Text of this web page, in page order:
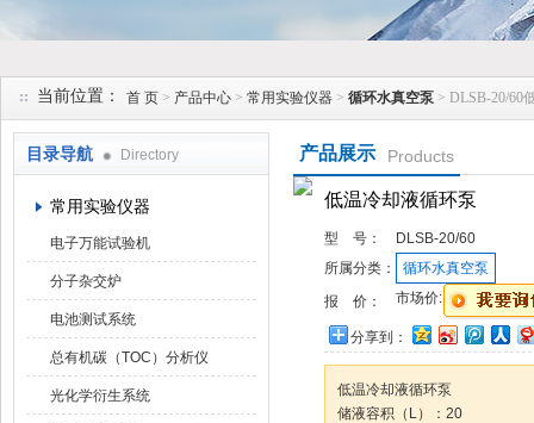
当前位置： 首 页 > 产品中心 > 常用实验仪器 > 循环水真空泵 > DLSB-20/60
目录导航 Directory
常用实验仪器
电子万能试验机
分子杂交炉
电池测试系统
总有机碳（TOC）分析仪
光化学衍生系统
产品展示 Products
低温冷却液循环泵
型 号：
DLSB-20/60
所属分类：
循环水真空泵
报 价：
市场价:
分享到：
低温冷却液循环泵
储液容积（L）：20